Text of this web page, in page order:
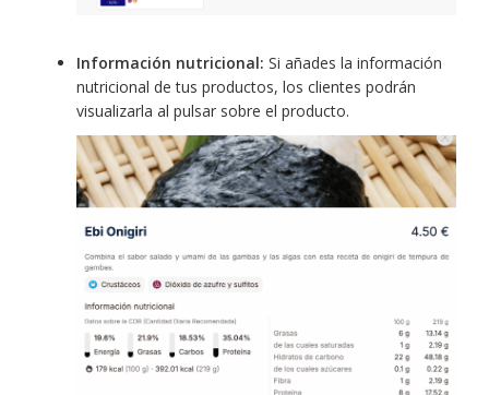
Información nutricional: Si añades la información
nutricional de tus productos, los clientes podrán
visualizarla al pulsar sobre el producto.